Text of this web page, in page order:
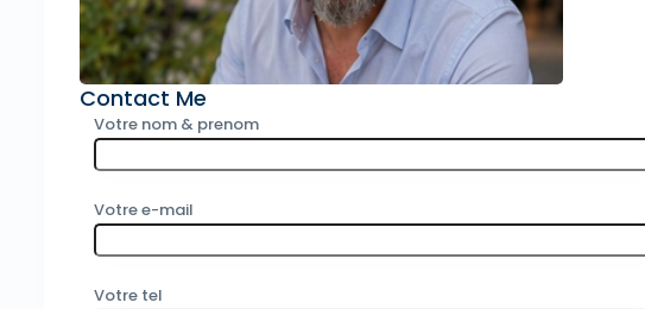
Contact Me
Votre nom & prenom
Votre e-mail
Votre tel